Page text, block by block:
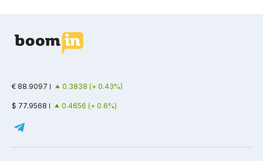
€ 88.9097 0.3838 (+ 0.43%)
$ 77.9568 0.4656 (+ 0.6%)